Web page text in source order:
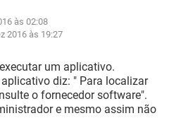
EXCEL
FACEBOOK
GMAIL
FACEBOOK
EXCEL
GMAIL
às 02:08
2016 às 19:27
um aplicativo.
diz: " Para localizar
o fornecedor software".
e mesmo assim não